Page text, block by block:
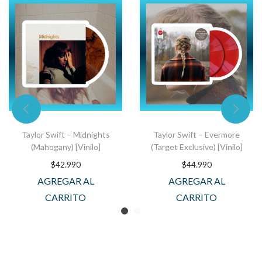
Taylor Swift – Midnights
(Mahogany) [Vinilo]
$42.990
AGREGAR AL
CARRITO
Taylor Swift – Evermore
(Target Exclusive) [Vinilo]
$44.990
AGREGAR AL
CARRITO